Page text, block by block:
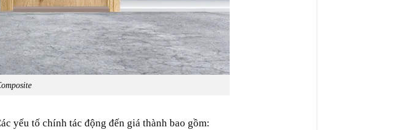
yếu tố chính tác động đến giá thành bao gồm: